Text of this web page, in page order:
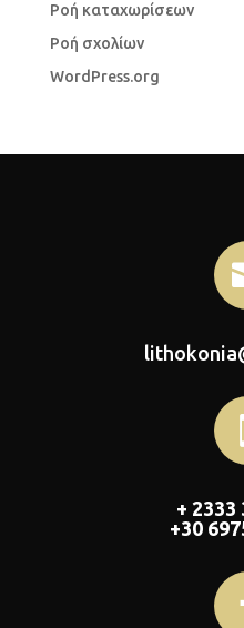
Ροή καταχωρίσεων
Ροή σχολίων
WordPress.org
+ 2333
+30